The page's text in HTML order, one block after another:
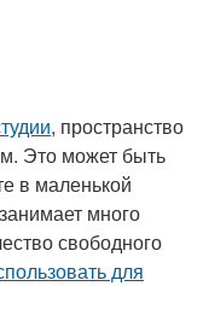
, пространство
Это может быть
в маленькой
много
свободного
для